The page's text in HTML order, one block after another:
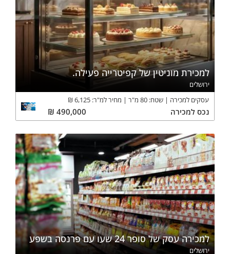
למכירת מוניטין של קפיטרייה פעילה.
ירושלים
עסקים למכירה
שטח: 80 מ"ר מחיר למ"ר: 6,125
₪
נכס למכירה 490,000
₪
למכירה עסק של סופר 24 שעו עם פרנסה בשפע
ירושלים